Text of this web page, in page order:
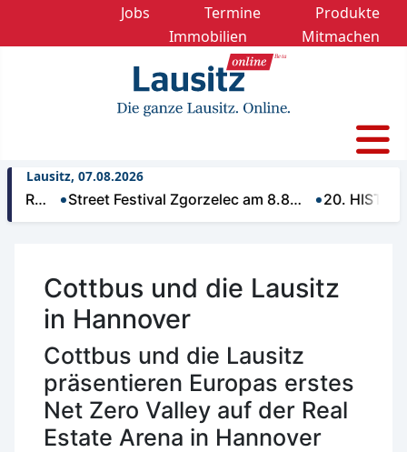
Jobs Termine
Produkte
Immobilien
Mitmachen
Lausitz, 07.08.2026
Street Festival Zgorzelec am 8.8… 20. HISTORIK
Cottbus und die Lausitz
in Hannover
Cottbus und die Lausitz
präsentieren Europas erstes
Net Zero Valley auf der Real
Estate Arena in Hannover